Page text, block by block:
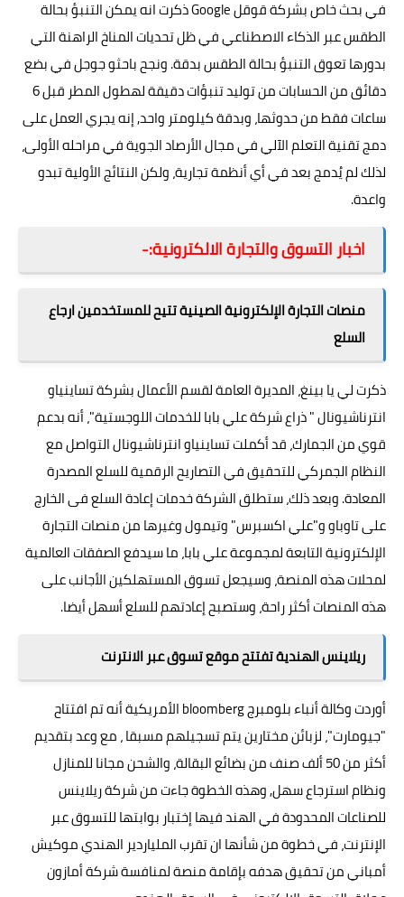
في بحث خاص بشركة قوقلGoogleذكرت انه يمكن التنبؤ بحالة
الطقس عبر الذكاء الاصطناعي في ظل تحديات المناخ الراهنة التي
بدورها تعوق التنبؤ بحالة الطقس بدقة. ونجح باحثو جوجل في بضع
دقائق من الحسابات من توليد تنبؤات دقيقة لهطول المطر قبل 6
ساعات فقط من حدوثها، وبدقة كيلومتر واحد, إنه يجري العمل على
دمج تقنية التعلم الآلي في مجال الأرصاد الجوية في مراحله الأولى،
لذلك لم يُدمج بعد في أي أنظمة تجارية، ولكن النتائج الأولية تبدو
واعدة.
اخبار التسوق والتجارة الالكترونية:-
منصات التجارة الإلكترونية الصينية تتيح للمستخدمين ارجاع
السلع
ذكرت لي يا بينغ، المديرة العامة لقسم الأعمال بشركة تساينياو
انترناشيونال " ذراع شركة علي بابا للخدمات اللوجستية"، أنه بدعم
قوي من الجمارك، قد أكملت تساينياو انترناشيونال التواصل مع
النظام الجمركي للتحقيق في التصاريح الرقمية للسلع المصدرة
المعادة. وبعد ذلك، ستطلق الشركة خدمات إعادة السلع فى الخارج
على تاوباو و"علي اكسبرس" وتيمول وغيرها من منصات التجارة
الإلكترونية التابعة لمجموعة علي بابا، ما سيدفع الصفقات العالمية
لمحلات هذه المنصة، وسيجعل تسوق المستهلكين الأجانب على
هذه المنصات أكثر راحة، وستصبح إعادتهم للسلع أسهل أيضا.
ريلاينس الهندية تفتتح موقع تسوق عبر الانترنت
أوردت وكالة أنباء بلومبرج bloomberg الأمريكية أنه تم افتتاح
"جيومارت"، لزبائن مختارين يتم تسجيلهم مسبقا ، مع وعد بتقديم
أكثر من 50 ألف صنف من بضائع البقالة، والشحن مجانا للمنازل
ونظام استرجاع سهل, وهذه الخطوة جاءت من شركة ريلاينس
للصناعات المحدودة في الهند فيها إختبار بوابتها للتسوق عبر
الإنترنت، في خطوة من شأنها ان تقرب الملياردير الهندي موكيش
أمباني من تحقيق هدفه بإقامة منصة لمنافسة شركة أمازون